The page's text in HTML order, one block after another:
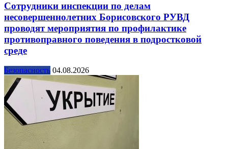
Сотрудники инспекции по делам
несовершеннолетних Борисовского РУВД
проводят мероприятия по профилактике
противоправного поведения в подростковой
среде
Безопасность 04.08.2026